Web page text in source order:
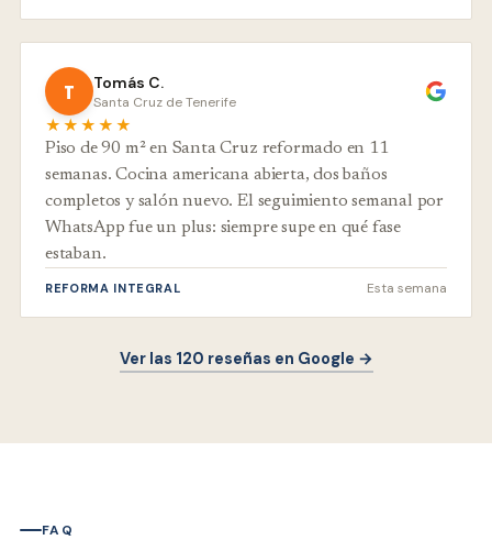
T Tomás C.
Santa Cruz de Tenerife
★★★★★
Piso de 90 m² en Santa Cruz reformado en 11
semanas. Cocina americana abierta, dos baños
completos y salón nuevo. El seguimiento semanal por
WhatsApp fue un plus: siempre supe en qué fase
estaban.
REFORMA INTEGRAL Esta semana
Ver las 120 reseñas en Google →
FAQ